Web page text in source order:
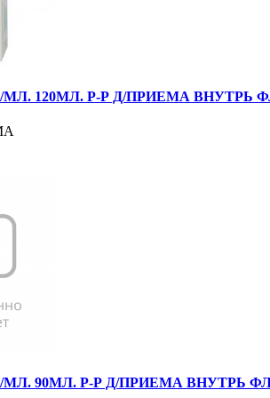
120МЛ. Р-Р Д/ПРИЕМА ВНУТРЬ
90МЛ. Р-Р Д/ПРИЕМА ВНУТРЬ